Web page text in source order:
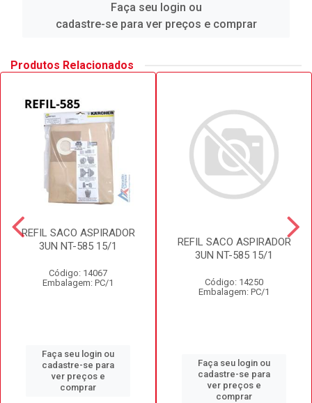
Faça seu login ou
cadastre-se para ver preços e comprar
Produtos Relacionados
REFIL SACO ASPIRADOR
3UN NT-585 15/1
Código: 14067
Embalagem: PC/1
Faça seu login ou
cadastre-se para
ver preços e
comprar
REFIL SACO ASPIRADOR
3UN NT-585 15/1
Código: 14250
Embalagem: PC/1
Faça seu login ou
cadastre-se para
ver preços e
comprar